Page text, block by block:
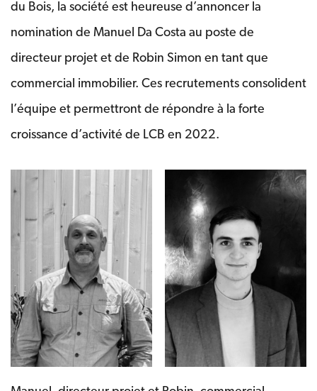
du Bois, la société est heureuse d’annoncer la
nomination de Manuel Da Costa au poste de
directeur projet et de Robin Simon en tant que
commercial immobilier. Ces recrutements consolident
l’équipe et permettront de répondre à la forte
croissance d’activité de LCB en 2022.